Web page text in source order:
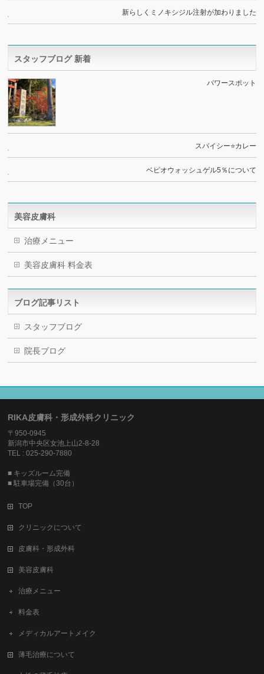
新らしくミノキシジル注射が加わりました
スタッフブログ 新着
パワースポット
スパイシー⭐️カレー
ベピオウォッシュゲル5％について
美容皮膚科
治療メニュー
美容皮膚科 料金表
ブログ記事リスト
スタッフブログ
院長ブログ
RIKA皮膚科・形成外科クリニック
〒950-0945
新潟市中央区女池上山2-8-28
TEL : 025-290-7880
■ キッズルーム完備
■ 駐車場完備（30台）
TOP
クリニックについて
皮膚科・形成外科
美容皮膚科
治療メニュー
料金表
メディカルアートメイク
薄毛治療について